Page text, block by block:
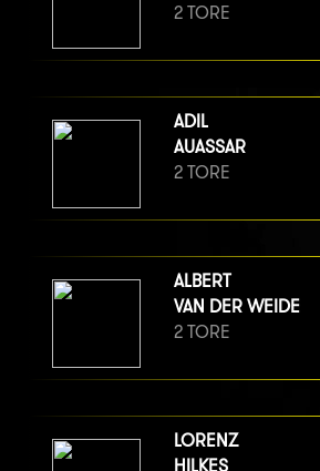
2 TORE
ADIL
AUASSAR
2 TORE
ALBERT
VAN DER WEIDE
2 TORE
LORENZ
HILKES